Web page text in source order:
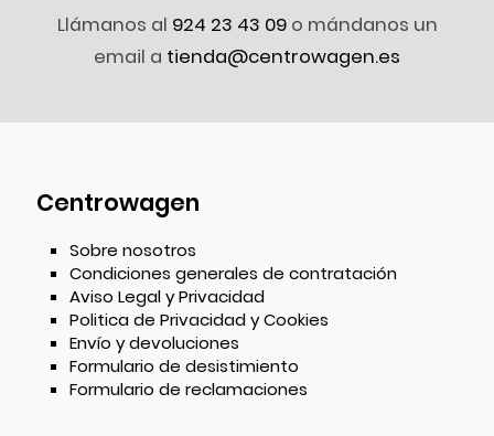
Llámanos al 924 23 43 09o mándanos un
email a tienda@centrowagen.es
Centrowagen
Sobre nosotros
Condiciones generales de contratación
Aviso Legal y Privacidad
Politica de Privacidad y Cookies
Envío y devoluciones
Formulario de desistimiento
Formulario de reclamaciones